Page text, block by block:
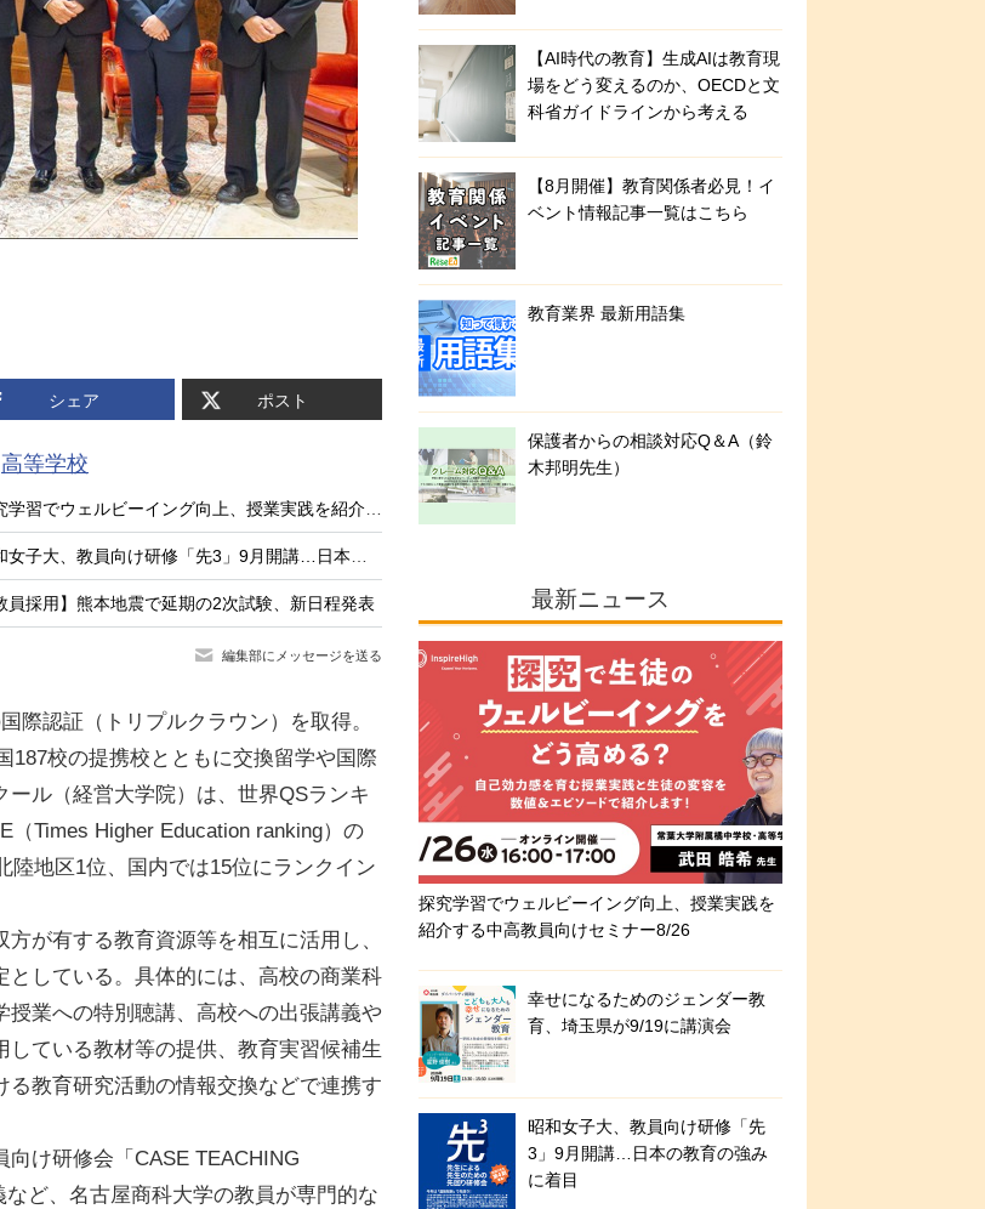
シェア ポスト
高等学校
探究学習でウェルビーイング向上、授業実践を紹介する中高教員向けセミナー8/26
昭和女子大、教員向け研修「先3」9月開講…日本の教育の強みに着目
員採用】熊本地震で延期の2次試験、新日程発表
編集部にメッセージを送る
際認証（トリプルクラウン）を取得。
187校の提携校とともに交換留学や国際
ル（経営大学院）は、世界QSランキ
（Times Higher Education ranking）の
陸地区1位、国内では15位にランクイン
が有する教育資源等を相互に活用し、
している。具体的には、高校の商業科
業への特別聴講、高校への出張講義や
ている教材等の提供、教育実習候補生
教育研究活動の情報交換などで連携す
け研修会「CASE TEACHING
ど、名古屋商科大学の教員が専門的な
【AI時代の教育】生成AIは教育現
場をどう変えるのか、OECDと文
科省ガイドラインから考える
【8月開催】教育関係者必見！イ
ベント情報記事一覧はこちら
教育業界 最新用語集
保護者からの相談対応Q＆A（鈴
木邦明先生）
最新ニュース
探究学習でウェルビーイング向上、授業実践を
紹介する中高教員向けセミナー8/26
幸せになるためのジェンダー教
育、埼玉県が9/19に講演会
昭和女子大、教員向け研修「先
3」9月開講…日本の教育の強み
に着目